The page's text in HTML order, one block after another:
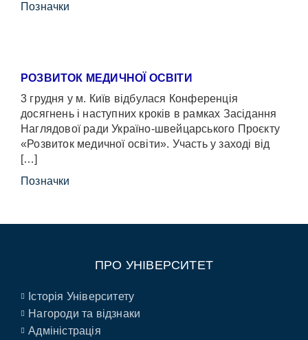
Позначки
РОЗВИТОК МЕДИЧНОЇ ОСВІТИ
3 грудня у м. Київ відбулася Конференція
досягнень і наступних кроків в рамках Засідання
Наглядової ради Україно-швейцарського Проєкту
«Розвиток медичної освіти». Участь у заході від
[…]
Позначки
ПРО УНІВЕРСИТЕТ
Історія Університету
Нагороди та відзнаки
Адміністрація